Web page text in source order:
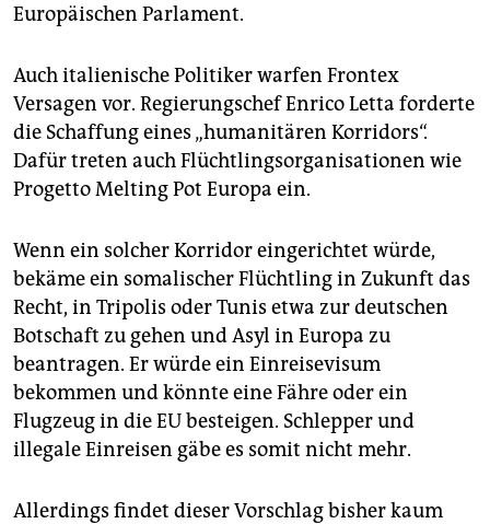
Europäischen Parlament.
Auch italienische Politiker warfen Frontex
Versagen vor. Regierungschef Enrico Letta forderte
die Schaffung eines „humanitären Korridors“.
Dafür treten auch Flüchtlingsorganisationen wie
Progetto Melting Pot Europa ein.
Wenn ein solcher Korridor eingerichtet würde,
bekäme ein somalischer Flüchtling in Zukunft das
Recht, in Tripolis oder Tunis etwa zur deutschen
Botschaft zu gehen und Asyl in Europa zu
beantragen. Er würde ein Einreisevisum
bekommen und könnte eine Fähre oder ein
Flugzeug in die EU besteigen. Schlepper und
illegale Einreisen gäbe es somit nicht mehr.
Allerdings findet dieser Vorschlag bisher kaum